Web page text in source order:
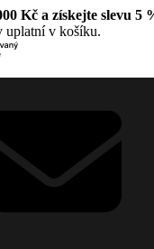
Kč a získejte slevu 5
uplatní v košíku.